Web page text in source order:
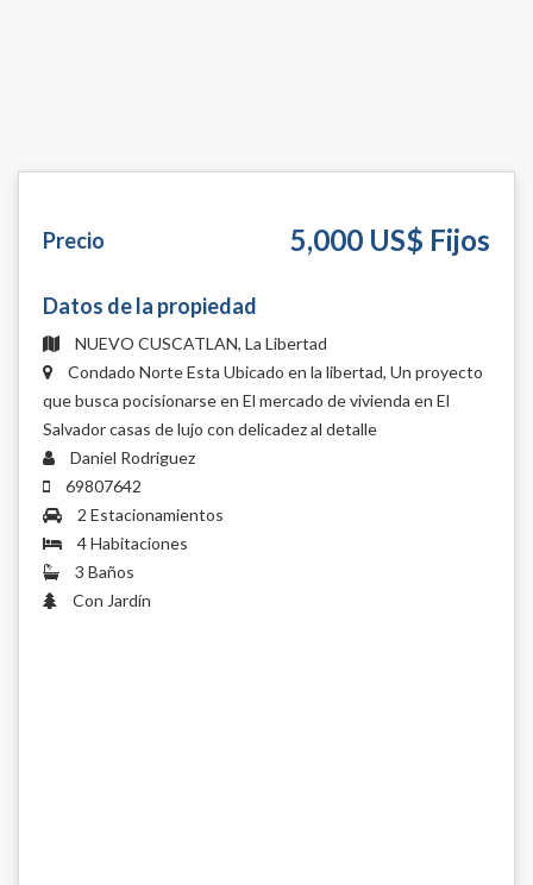
Precio 5,000 US$ Fijos
Datos de la propiedad
NUEVO CUSCATLAN, La Libertad
Condado Norte Esta Ubicado en la libertad, Un proyecto
que busca pocisionarse en El mercado de vivienda en El
Salvador casas de lujo con delicadez al detalle
Daniel Rodriguez
69807642
2 Estacionamientos
4 Habitaciones
3 Baños
Con Jardín